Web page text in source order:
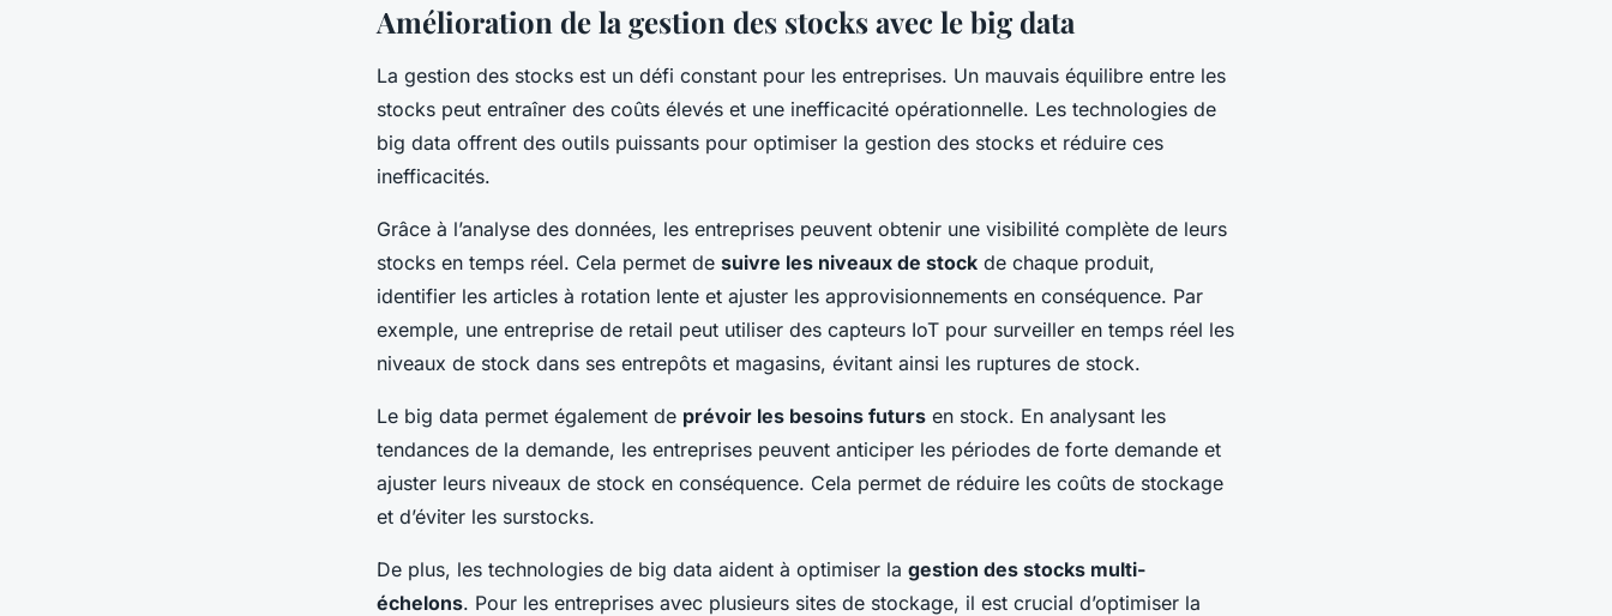
Amélioration de la gestion des stocks avec le big data
La gestion des stocks est un défi constant pour les entreprises. Un mauvais équilibre entre les
stocks peut entraîner des coûts élevés et une inefficacité opérationnelle. Les technologies de
big data offrent des outils puissants pour optimiser la gestion des stocks et réduire ces
inefficacités.
Grâce à l’analyse des données, les entreprises peuvent obtenir une visibilité complète de leurs
stocks en temps réel. Cela permet de suivre les niveaux de stock de chaque produit,
identifier les articles à rotation lente et ajuster les approvisionnements en conséquence. Par
exemple, une entreprise de retail peut utiliser des capteurs IoT pour surveiller en temps réel les
niveaux de stock dans ses entrepôts et magasins, évitant ainsi les ruptures de stock.
Le big data permet également de prévoir les besoins futurs en stock. En analysant les
tendances de la demande, les entreprises peuvent anticiper les périodes de forte demande et
ajuster leurs niveaux de stock en conséquence. Cela permet de réduire les coûts de stockage
et d’éviter les surstocks.
De plus, les technologies de big data aident à optimiser la gestion des stocks multi-
échelons. Pour les entreprises avec plusieurs sites de stockage, il est crucial d’optimiser la